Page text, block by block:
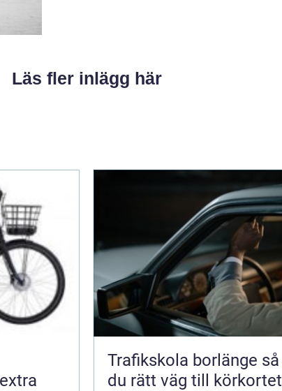
Läs fler inlägg här
Trafikskola borlänge så väljer
du rätt väg till körkortet